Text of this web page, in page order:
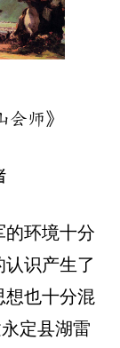
师》
的环境十分
识产生了
想也十分混
定县湖雷